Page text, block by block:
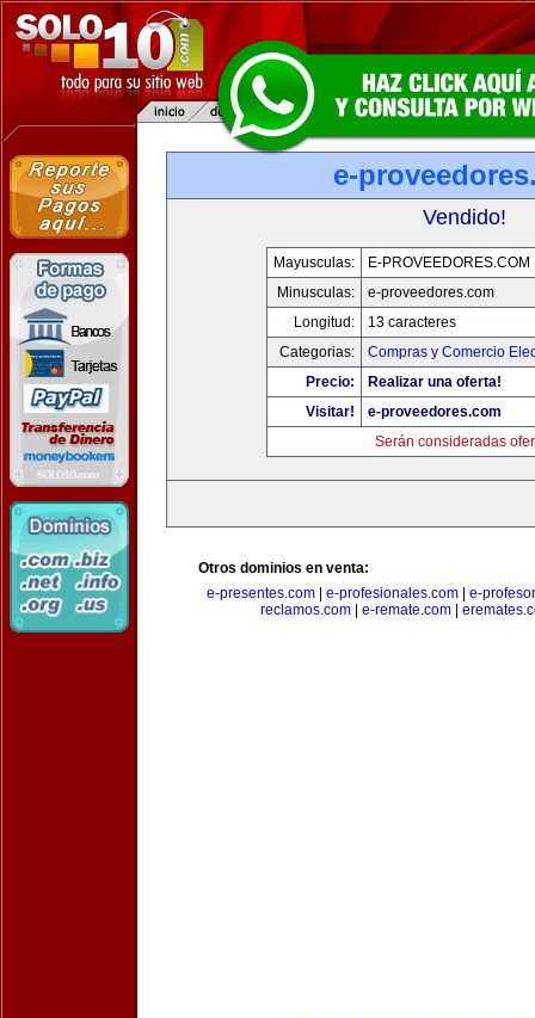
e-
Vendido!
Mayusculas:
E-PROVEEDORES.COM
Minusculas:
e-proveedores.com
Longitud:
13 caracteres
Categorias:
Compras y Comercio
Precio:
Realizar una oferta!
Visitar!
e-proveedores.com
Serán consideradas
Otros dominios en venta:
e-presentes.com
e-profesionales.com
e-
reclamos.com
e-remate.com